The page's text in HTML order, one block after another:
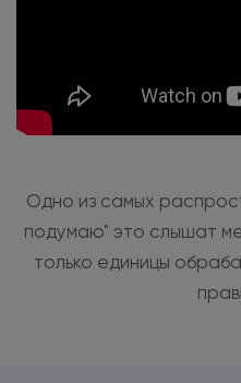
Одно из самых
подумаю" это слышат
только единицы